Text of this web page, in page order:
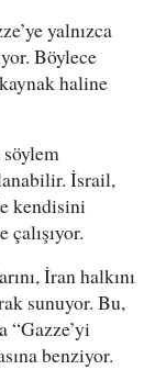
yalnızca
Böylece
haline
İsrail,
kendisini
İran halkını
sunuyor. Bu,
“Gazze’yi
benziyor.